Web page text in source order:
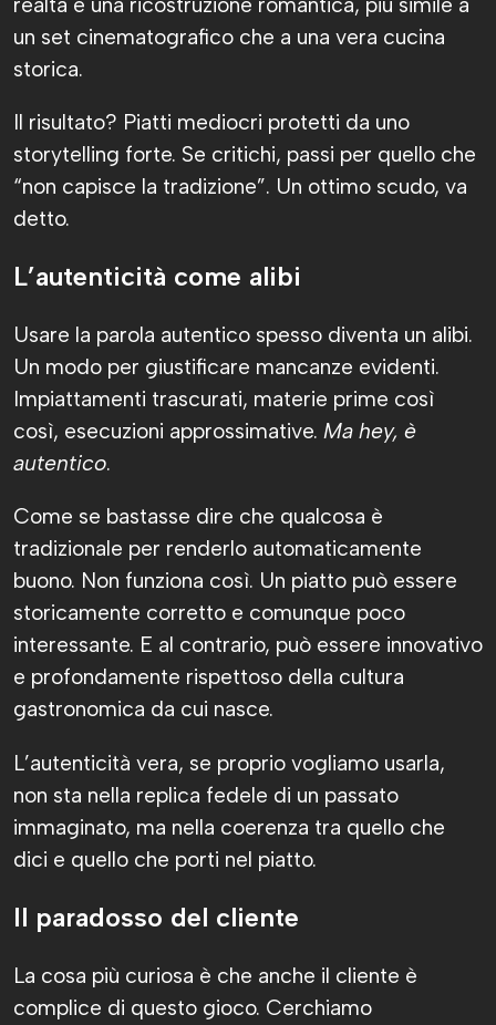
un set cinematografico che a una vera cucina
storica.
Il risultato? Piatti mediocri protetti da uno
storytelling forte. Se critichi, passi per quello che
“non capisce la tradizione”. Un ottimo scudo, va
detto.
L’autenticità come alibi
Usare la parola autentico spesso diventa un alibi.
Un modo per giustificare mancanze evidenti.
Impiattamenti trascurati, materie prime così
così, esecuzioni approssimative. Ma hey, è
autentico.
Come se bastasse dire che qualcosa è
tradizionale per renderlo automaticamente
buono. Non funziona così. Un piatto può essere
storicamente corretto e comunque poco
interessante. E al contrario, può essere innovativo
e profondamente rispettoso della cultura
gastronomica da cui nasce.
L’autenticità vera, se proprio vogliamo usarla,
non sta nella replica fedele di un passato
immaginato, ma nella coerenza tra quello che
dici e quello che porti nel piatto.
Il paradosso del cliente
La cosa più curiosa è che anche il cliente è
complice di questo gioco. Cerchiamo